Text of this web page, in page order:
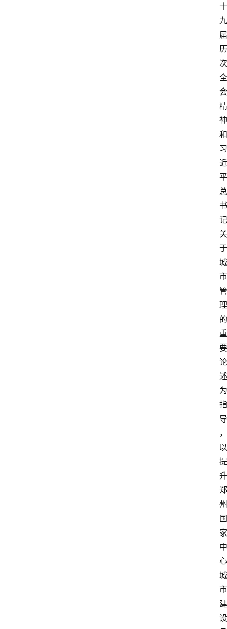
十
九
届
历
次
全
会
精
神
和
习
近
平
总
书
记
关
于
城
市
管
理
的
重
要
论
述
为
指
导
，
以
提
升
郑
州
国
家
中
心
城
市
建
设